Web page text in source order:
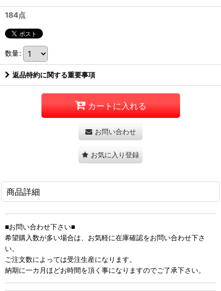
184点
数量:
返品特約に関する重要事項
カートに入れる
お問い合わせ
お気に入り登録
商品詳細
■お問い合わせ下さい■
希望購入数が多い場合は、お気軽に在庫確認をお問い合わせ下さ
い。
ご注文数によっては受注生産になります。
納期に一カ月ほどお時間を頂く事になりますのでご了承下さい。